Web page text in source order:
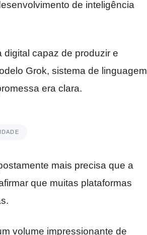
de inteligência
capaz de produzir e
Grok, sistema de linguagem
era clara.
mais precisa que a
que muitas plataformas
volume impressionante de